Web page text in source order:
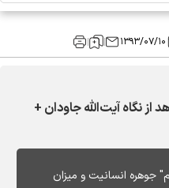
۰۷/۱۰
آیت‌الله جاودان +
جوهره انسانیت و میزان